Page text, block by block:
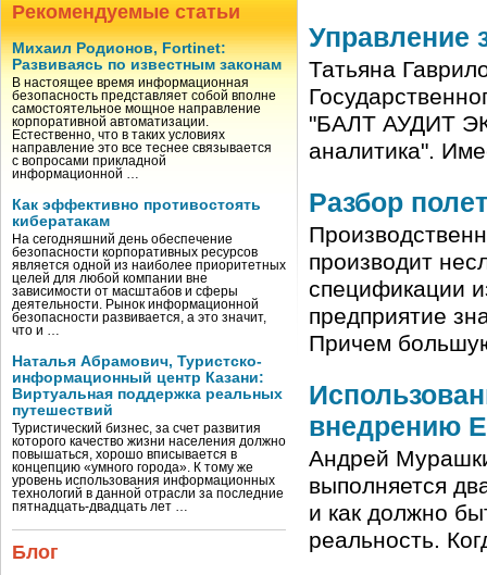
Рекомендуемые статьи
Михаил Родионов, Fortinet:
Развиваясь по известным законам
В настоящее время информационная
безопасность представляет собой вполне
самостоятельное мощное направление
корпоративной автоматизации.
Естественно, что в таких условиях
направление это все теснее связывается
с вопросами прикладной
информационной …
Как эффективно противостоять
кибератакам
На сегодняшний день обеспечение
безопасности корпоративных ресурсов
является одной из наиболее приоритетных
целей для любой компании вне
зависимости от масштабов и сферы
деятельности. Рынок информационной
безопасности развивается, а это значит,
что и …
Наталья Абрамович, Туристско-
информационный центр Казани:
Виртуальная поддержка реальных
путешествий
Туристический бизнес, за счет развития
которого качество жизни населения должно
повышаться, хорошо вписывается в
концепцию «умного города». К тому же
уровень использования информационных
технологий в данной отрасли за последние
пятнадцать-двадцать лет …
Блог
Управление
Татьяна
"БАЛТ АУДИТ
аналитика".
Разбор
производит
спецификации
предприятие
Причем
внедрению
Андрей
выполняется
и как должно
реальность.